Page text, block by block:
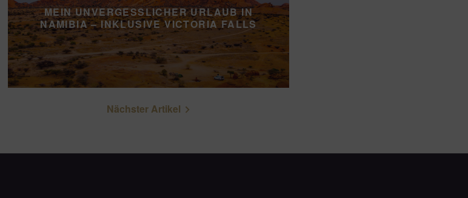
MEIN UNVERGESSLICHER URLAUB IN
NAMIBIA – INKLUSIVE VICTORIA FALLS
Nächster Artikel